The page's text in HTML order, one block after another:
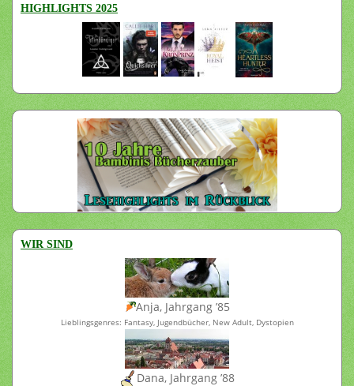
HIGHLIGHTS 2025
WIR SIND
Anja, Jahrgang ’85
Lieblingsgenres: Fantasy, Jugendbücher, New Adult, Dystopien
Dana, Jahrgang ’88